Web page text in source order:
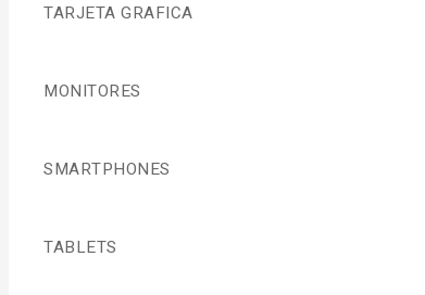
TARJETA GRAFICA
MONITORES
SMARTPHONES
TABLETS